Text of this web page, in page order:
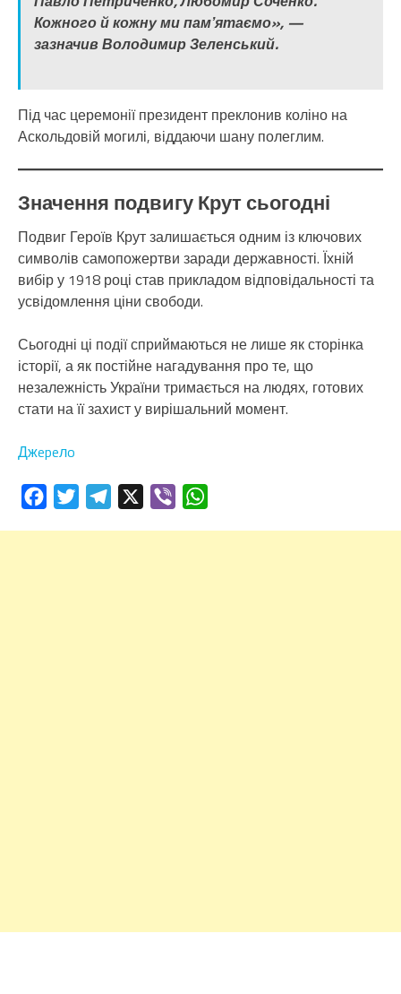
Кожного й кожну ми памʼятаємо», —
зазначив Володимир Зеленський.
Під час церемонії президент преклонив коліно на
Аскольдовій могилі, віддаючи шану полеглим.
Значення подвигу Крут сьогодні
Подвиг Героїв Крут залишається одним із ключових
символів самопожертви заради державності. Їхній
вибір у 1918 році став прикладом відповідальності та
усвідомлення ціни свободи.
Сьогодні ці події сприймаються не лише як сторінка
історії, а як постійне нагадування про те, що
незалежність України тримається на людях, готових
стати на її захист у вирішальний момент.
Джepeлo
FacebookTwitterTelegram Viber